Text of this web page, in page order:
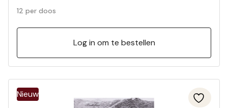
12 per doos
Log in om te bestellen